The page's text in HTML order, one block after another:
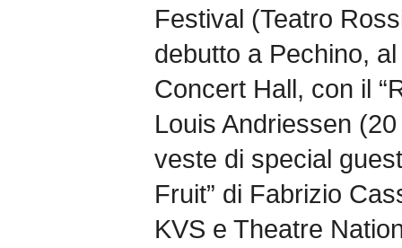
Festival (Teatro
debutto a Pechino,
Concert Hall, con il
Louis Andriessen
veste di special
Fruit” di Fabrizio
KVS e Theatre